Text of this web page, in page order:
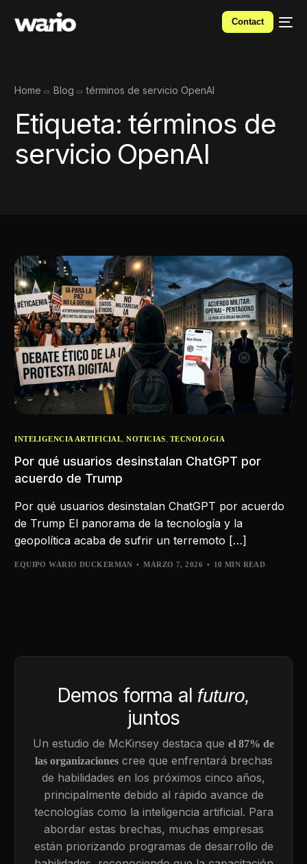
Contact
Home Blog términos de servicio OpenAI
Etiqueta:términos de
servicio OpenAI
INTELIGENCIA ARTIFICIAL,NOTICIAS, TECNOLOGIA
Por qué usuarios desinstalan ChatGPT por
acuerdo de Trump
Por qué usuarios desinstalan ChatGPT por acuerdo
de Trump El panorama de la tecnología y la
geopolítica acaba de sufrir un terremoto […]
EQUIPO WARIO DUCKERMAN MARZO 7, 2026 10 MIN READ
Demos forma al futuro,
juntos
Un estudio de McKinsey destaca que el 87% de
las organizacionescree que enfrentará brechas
de habilidades en los próximos cinco años,
principalmente debido al rápido avance de
tecnologías como la inteligencia artificial. Para
abordar estas brechas, muchas empresas
están priorizando programas de desarrollo de